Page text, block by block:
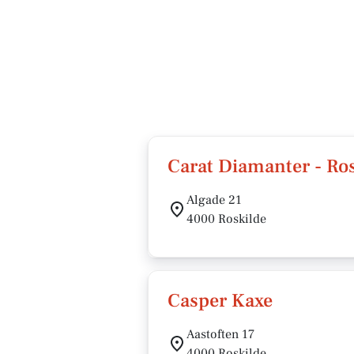
Carat Diamanter -
Algade 21
4000 Roskilde
Casper Kaxe
Aastoften 17